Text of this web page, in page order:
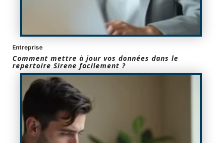
Entreprise
Comment mettre à jour vos données dans le
repertoire Sirene facilement ?